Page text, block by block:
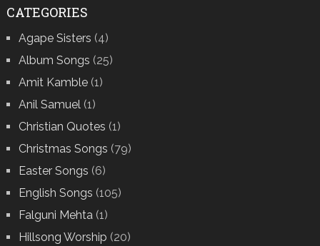
CATEGORIES
Agape Sisters (4)
Album Songs (25)
Amit Kamble(1)
Anil Samuel(1)
Christian Quotes (1)
Christmas Songs (79)
Easter Songs (6)
English Songs (105)
Falguni Mehta(1)
Hillsong Worship (20)